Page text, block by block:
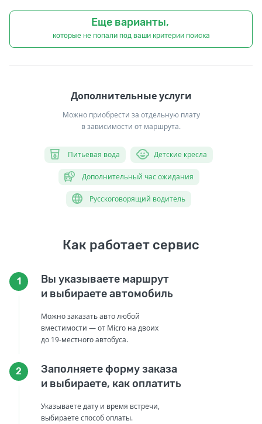
Еще варианты,
которые не попали под ваши критерии поиска
Дополнительные услуги
Можно приобрести за отдельную плату
в зависимости от маршрута.
Питьевая вода Детские кресла
Дополнительный час ожидания
Русскоговорящий водитель
Как работает сервис
1
Вы указываете маршрут
и выбираете автомобиль
Можно заказать авто любой
вместимости — от Micro на двоих
до 19-местного автобуса.
2
Заполняете форму заказа
и выбираете, как оплатить
Указываете дату и время встречи,
выбираете способ оплаты.